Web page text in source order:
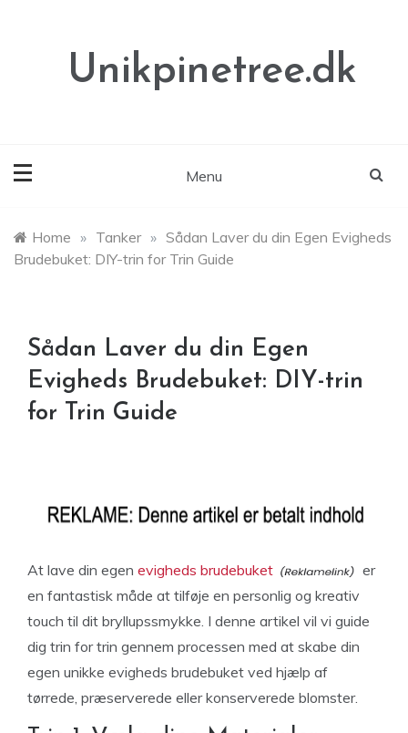
Unikpinetree.dk
Menu
Home » Tanker » Sådan Laver du din Egen Evigheds
Brudebuket: DIY-trin for Trin Guide
Sådan Laver du din Egen
Evigheds Brudebuket: DIY-trin
for Trin Guide
At lave din egen evigheds brudebuket
er
en fantastisk måde at tilføje en personlig og kreativ
touch til dit bryllupssmykke. I denne artikel vil vi guide
dig trin for trin gennem processen med at skabe din
egen unikke evigheds brudebuket ved hjælp af
tørrede, præserverede eller konserverede blomster.